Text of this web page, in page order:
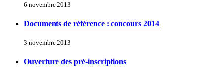
6 novembre 2013
Documents de référence : concours 2014
3 novembre 2013
Ouverture des pré-inscriptions